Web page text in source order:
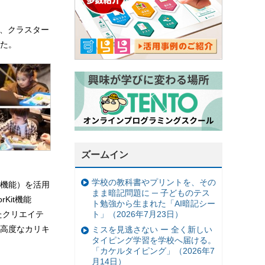
クラスター
。
能）を活用
機能
リエイテ
度なカリキ
ズームイン
学校の教科書やプリントを、その
まま暗記問題に ─ 子どものテス
ト勉強から生まれた「AI暗記シー
ト」（2026年7月23日）
ミスを見逃さない ー 全く新しい
タイピング学習を学校へ届ける。
「カケルタイピング」（2026年7
月14日）